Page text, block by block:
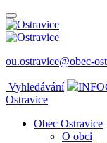
ou.ostravice@obec-
Vyhledávání
Ostravice
Obec Ostravice
O obci